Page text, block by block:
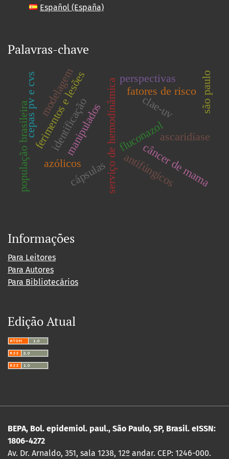
Español (España)
Palavras-chave
serviço de hemodinâmica
cápsulas
ferimentos e lesões clae-uv
azólicos
fluconazol
antifúngicos
manipulados
população brasileira
fatores de risco
câncer de mama
perspectivas
ascaridíase
identificação
modelagem
cepas pv e cvs são paulo
Informações
Para Leitores
Para Autores
Para Bibliotecários
Edição Atual
BEPA, Bol. epidemiol. paul., São Paulo, SP, Brasil. eISSN:
1806-4272
Av. Dr. Arnaldo, 351, sala 1238, 12º andar. CEP: 1246-000.